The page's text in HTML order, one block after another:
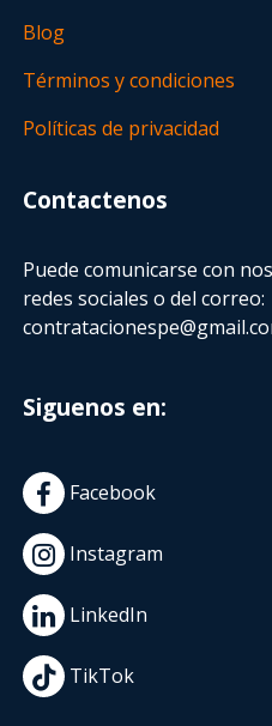
Blog
Términos y condiciones
Políticas de privacidad
Contactenos
Puede comunicarse con
redes sociales o del correo:
Siguenos en:
Facebook
Instagram
LinkedIn
TikTok